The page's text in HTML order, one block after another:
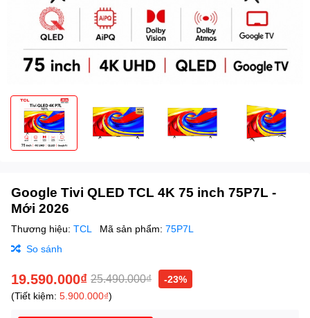
Google Tivi QLED TCL 4K 75 inch 75P7L -
Mới 2026
Thương hiệu: TCL Mã sản phẩm: 75P7L
So sánh
19.590.000₫ 25.490.000₫
-23%
(Tiết kiệm: 5.900.000₫)